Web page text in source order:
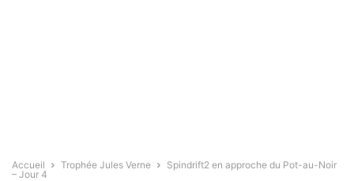
Accueil Trophée Jules Verne
Spindrift2 en approche du Pot-au-Noir
– Jour 4